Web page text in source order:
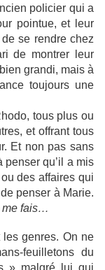
policier qui a
pointue, et leur
se rendre chez
de montrer leur
grandi, mais à
toujours une
tous plus ou
et offrant tous
Et non pas sans
qu’il a mis
des affaires qui
penser à Marie.
me fais…
genres. On ne
feuilletons du